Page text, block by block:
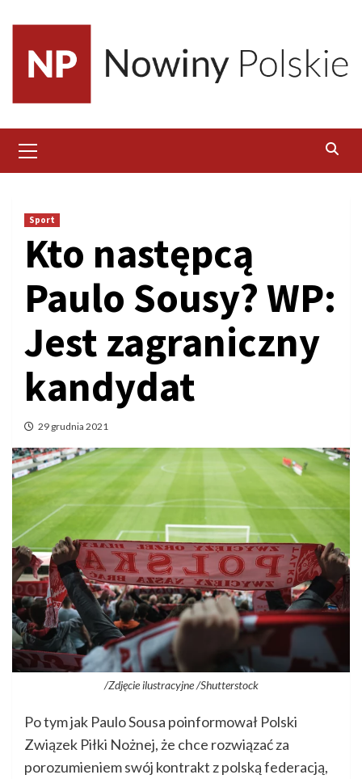
content
Menu
Sport
Kto następcą
Paulo Sousy? WP:
Jest zagraniczny
kandydat
29 grudnia 2021
/Zdjęcie ilustracyjne /Shutterstock
Po tym jak Paulo Sousa poinformował Polski
Związek Piłki Nożnej, że chce rozwiązać za
porozumieniem swój kontrakt z polską federacją,